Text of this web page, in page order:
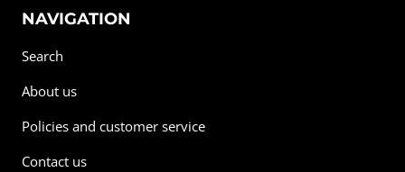
NAVIGATION
Search
About us
Policies and customer service
Contact us